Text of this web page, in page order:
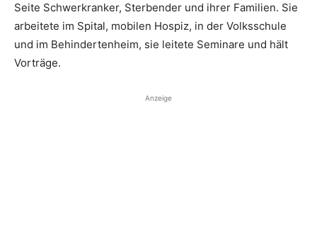
Seite Schwerkranker, Sterbender und ihrer Familien. Sie
arbeitete im Spital, mobilen Hospiz, in der Volksschule
und im Behindertenheim, sie leitete Seminare und hält
Vorträge.
Anzeige